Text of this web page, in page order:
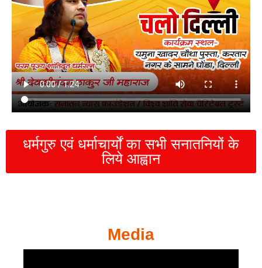
धर्मगुरु एवं धर्माचार्यों का सभी सनातनियों के
लिये आह्वान
Media